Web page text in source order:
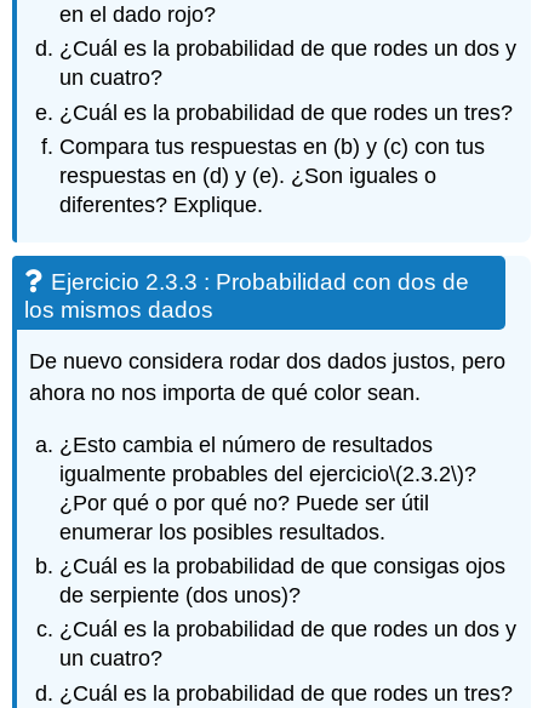
en el dado rojo?
¿Cuál es la probabilidad de que rodes un dos y
un cuatro?
¿Cuál es la probabilidad de que rodes un tres?
Compara tus respuestas en (b) y (c) con tus
respuestas en (d) y (e). ¿Son iguales o
diferentes? Explique.
Ejercicio 2.3.3 : Probabilidad con dos de
los mismos dados
De nuevo considera rodar dos dados justos, pero
ahora no nos importa de qué color sean.
¿Esto cambia el número de resultados
igualmente probables del ejercicio\(2.3.2\)?
¿Por qué o por qué no? Puede ser útil
enumerar los posibles resultados.
¿Cuál es la probabilidad de que consigas ojos
de serpiente (dos unos)?
¿Cuál es la probabilidad de que rodes un dos y
un cuatro?
¿Cuál es la probabilidad de que rodes un tres?